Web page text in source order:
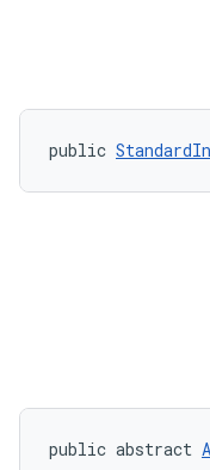
public
public abstract